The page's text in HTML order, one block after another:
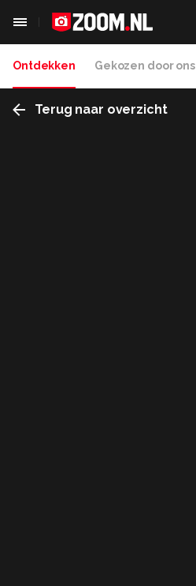
Ontdekken Gekozen door ons
Terug naar overzicht